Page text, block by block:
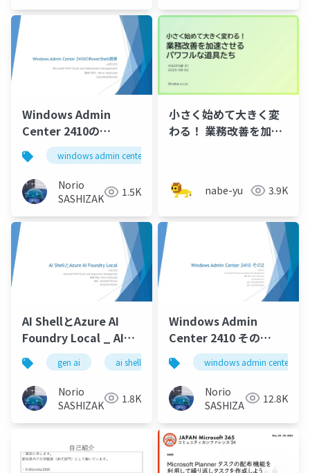
Windows Admin
Center 2410の
PowerShell概要
_PowerShell
Overview for
Windows Admin
Center 2410
windows admin center
Norio
SASHIZAKI
1.5K
小さく始めて大きく変
わる！ 業務改善を加速
nabe-yu 3.9K
AI ShellとAzure AI
Foundry Local _ AI
Shell and Azure AI
Foundry Local
gen ai ai shell azure ai foundry local
Norio
SASHIZAKI
1.8K
Windows Admin
Center 2410 その
2_Windows Admin
Center 2410 Part 2
windows admin center
Norio
SASHIZAKI
12.8K